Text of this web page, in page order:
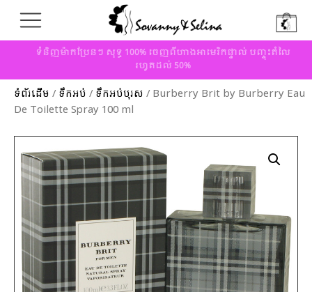
ទំនិញម៉ាកប្រែនៗ សុទ្ធ 100% ចេញពីហាងអាមេរិកផ្ទាល់ បញ្ចុះតំលៃ
រហូតដល់ 50%
ទំព័រដើម / ទឹកអប់ / ទឹកអប់បុរស / Burberry Brit by Burberry Eau
De Toilette Spray 100 ml